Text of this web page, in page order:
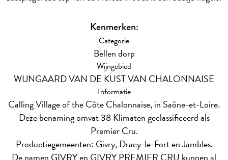
Kenmerken:
Categorie
Bellen dorp
Wijngebied
WIJNGAARD VAN DE KUST VAN CHALONNAISE
Informatie
Calling Village of the Côte Chalonnaise, in Saône-et-Loire.
Deze benaming omvat 38 Klimaten geclassificeerd als
Premier Cru.
Productiegemeenten: Givry, Dracy-le-Fort en Jambles.
De namen GIVRY en GIVRY PREMIER CRU kunnen al